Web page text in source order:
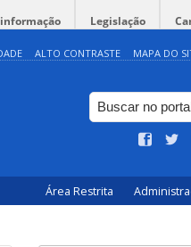
informação Legislação
ALTO CONTRASTE MAPA DO
Área Restrita